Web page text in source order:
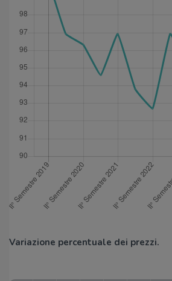
Variazione percentuale dei prezzi.